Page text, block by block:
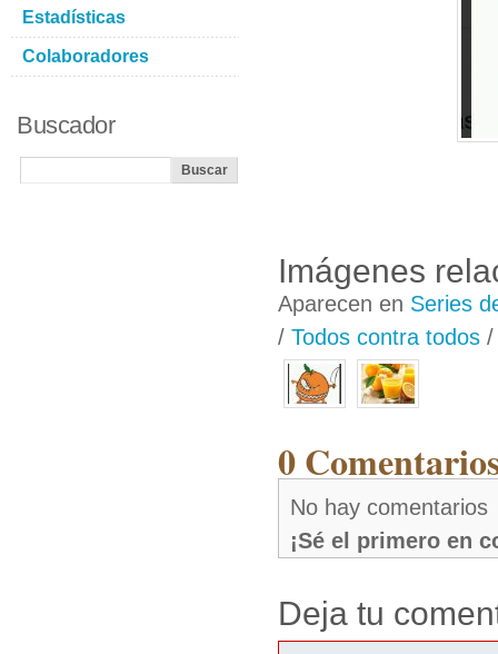
Imágenes
Aparecen en Series
/ Todos contra todos
0
No hay comentarios
¡Sé el primero en
Deja tu
Estadísticas
Colaboradores
Buscador